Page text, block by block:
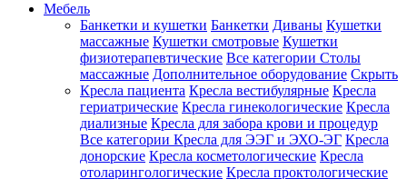
Мебель
Банкетки и кушетки Банкетки Диваны Кушетки
массажные Кушетки смотровые Кушетки
физиотерапевтические Все категории Столы
массажные Дополнительное оборудование Скрыть
Кресла пациента Кресла вестибулярные Кресла
гериатрические Кресла гинекологические Кресла
диализные Кресла для забора крови и процедур
Все категории Кресла для ЭЭГ и ЭХО-ЭГ Кресла
донорские Кресла косметологические Кресла
отоларингологические Кресла проктологические